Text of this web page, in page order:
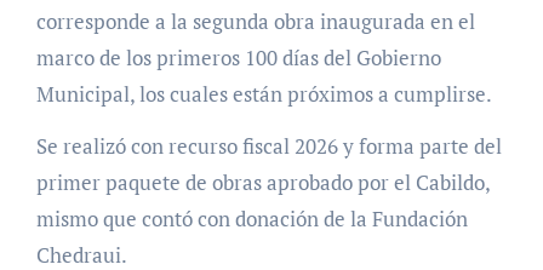
corresponde a la segunda obra inaugurada en el
marco de los primeros 100 días del Gobierno
Municipal, los cuales están próximos a cumplirse.
Se realizó con recurso fiscal 2026 y forma parte del
primer paquete de obras aprobado por el Cabildo,
mismo que contó con donación de la Fundación
Chedraui.